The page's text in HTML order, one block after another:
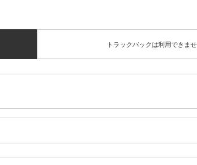
トラックバックは利用できませ